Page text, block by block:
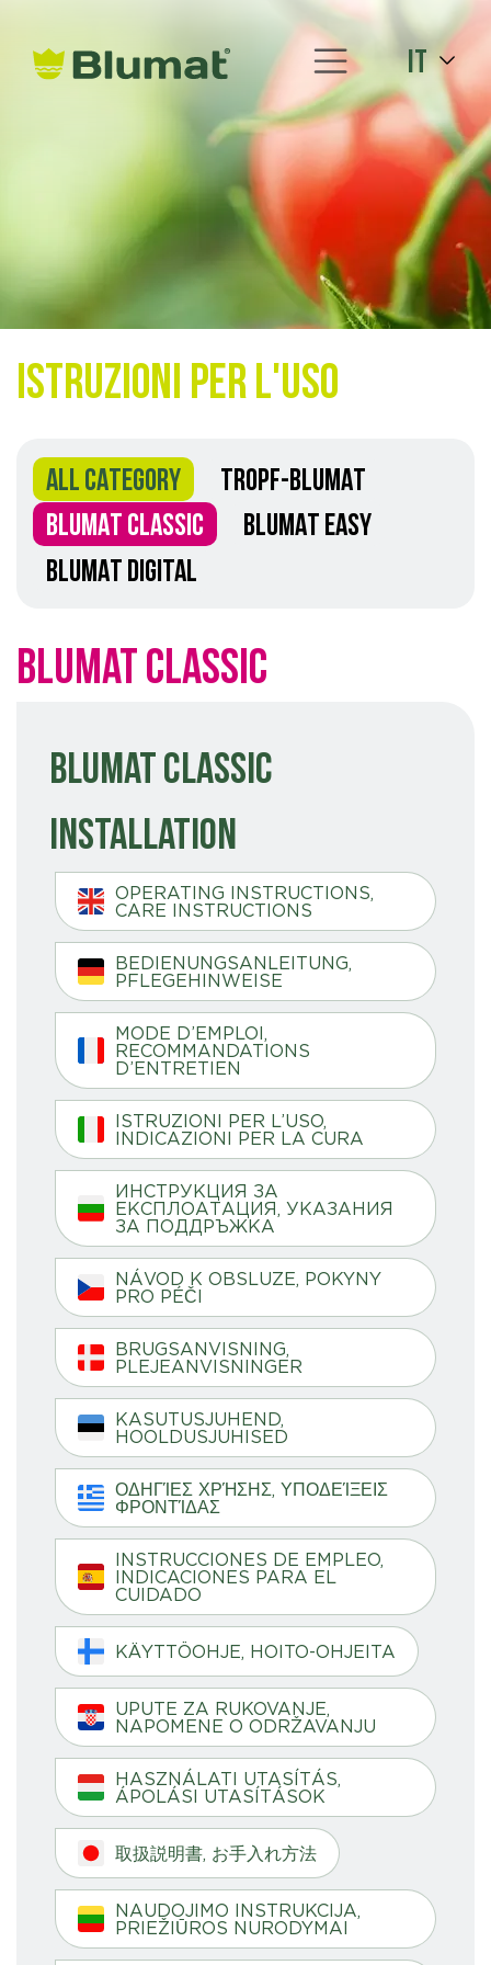
it
Istruzioni per l'uso
ALL CATEGORY
TROPF-BLUMAT
BLUMAT CLASSIC
BLUMAT EASY
BLUMAT DIGITAL
Blumat Classic
Blumat Classic
Installation
OPERATING INSTRUCTIONS,
CARE INSTRUCTIONS
BEDIENUNGSANLEITUNG,
PFLEGEHINWEISE
MODE D’EMPLOI,
RECOMMANDATIONS
D’ENTRETIEN
ISTRUZIONI PER L’USO,
INDICAZIONI PER LA CURA
ИНСТРУКЦИЯ ЗА
ЕКСПЛОАТАЦИЯ, УКАЗАНИЯ
ЗА ПОДДРЪЖКА
NÁVOD K OBSLUZE, POKYNY
PRO PÉČI
BRUGSANVISNING,
PLEJEANVISNINGER
KASUTUSJUHEND,
HOOLDUSJUHISED
ΟΔΗΓΊΕΣ ΧΡΉΣΗΣ, ΥΠΟΔΕΊΞΕΙΣ
ΦΡΟΝΤΊΔΑΣ
INSTRUCCIONES DE EMPLEO,
INDICACIONES PARA EL
CUIDADO
KÄYTTÖOHJE, HOITO-OHJEITA
UPUTE ZA RUKOVANJE,
NAPOMENE O ODRŽAVANJU
HASZNÁLATI UTASÍTÁS,
ÁPOLÁSI UTASÍTÁSOK
取扱説明書, お手入れ方法
NAUDOJIMO INSTRUKCIJA,
PRIEŽIŪROS NURODYMAI